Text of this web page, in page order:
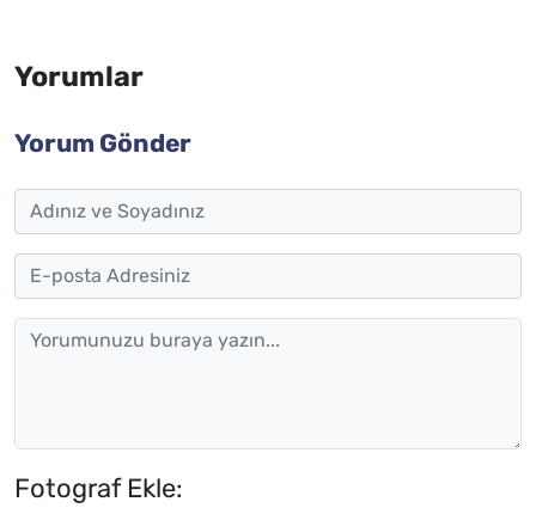
Yorumlar
Yorum Gönder
Fotograf Ekle: